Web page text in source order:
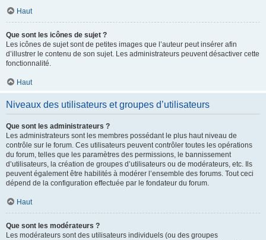
Haut
Que sont les icônes de sujet ?
Les icônes de sujet sont de petites images que l’auteur peut insérer afin
d’illustrer le contenu de son sujet. Les administrateurs peuvent désactiver cette
fonctionnalité.
Haut
Niveaux des utilisateurs et groupes d’utilisateurs
Que sont les administrateurs ?
Les administrateurs sont les membres possédant le plus haut niveau de
contrôle sur le forum. Ces utilisateurs peuvent contrôler toutes les opérations
du forum, telles que les paramètres des permissions, le bannissement
d’utilisateurs, la création de groupes d’utilisateurs ou de modérateurs, etc. Ils
peuvent également être habilités à modérer l’ensemble des forums. Tout ceci
dépend de la configuration effectuée par le fondateur du forum.
Haut
Que sont les modérateurs ?
Les modérateurs sont des utilisateurs individuels (ou des groupes